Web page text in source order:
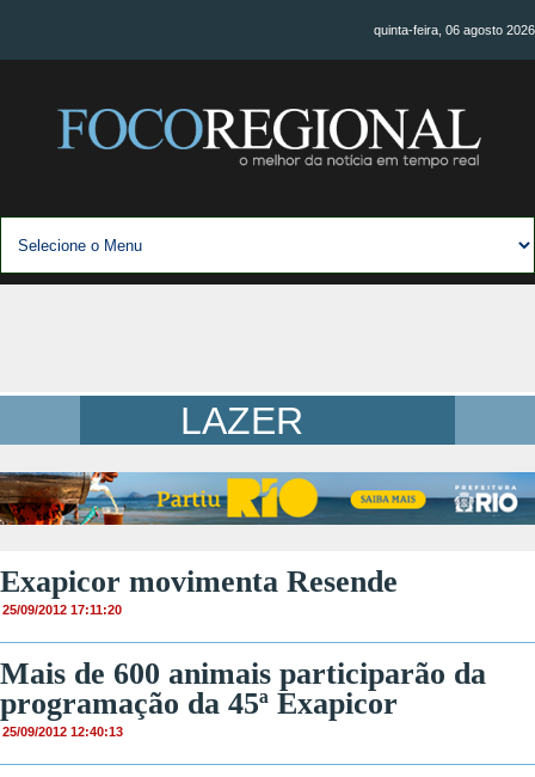
quinta-feira, 06 agosto 2026
LAZER
Exapicor movimenta Resende
25/09/2012 17:11:20
Mais de 600 animais participarão da
programação da 45ª Exapicor
25/09/2012 12:40:13